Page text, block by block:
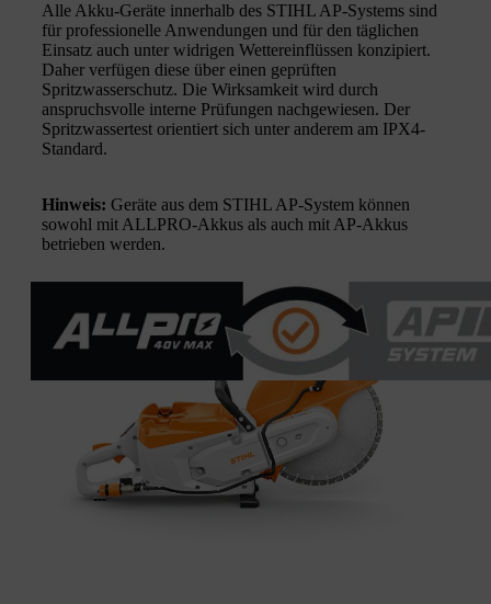
Alle Akku-Geräte innerhalb des STIHL AP-Systems sind
für professionelle Anwendungen und für den täglichen
Einsatz auch unter widrigen Wettereinflüssen konzipiert.
Daher verfügen diese über einen geprüften
Spritzwasserschutz. Die Wirksamkeit wird durch
anspruchsvolle interne Prüfungen nachgewiesen. Der
Spritzwassertest orientiert sich unter anderem am IPX4-
Standard.
Hinweis: Geräte aus dem STIHL AP-System können
sowohl mit ALLPRO-Akkus als auch mit AP-Akkus
betrieben werden.